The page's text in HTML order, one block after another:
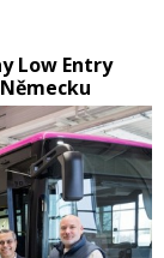
Low Entry